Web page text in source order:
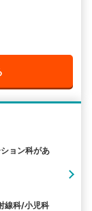
ョン科があ
線科/小児科